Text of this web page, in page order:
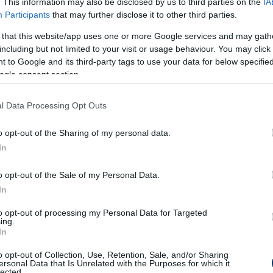
Participants that may further disclose it to other third parties.
that this website/app uses one or more Google services and may
but not limited to your visit or usage behaviour. You may
to Google and its third-party tags to use your data for below
consent section.
Data Processing Opt Outs
opt-out of the Sharing of my personal data.
opt-out of the Sale of my Personal Data.
opt-out of processing my Personal Data for Targeted
opt-out of Collection, Use, Retention, Sale, and/or Sharing
Data that Is Unrelated with the Purposes for which it
elképzelhetőnek tartják, hogy az
a dán Szuperligában szerepeljen
két évig érvényes, és nemcsak Dániából,
is érdeklődnek iránta, amiről az elmúlt
.
fut Győrben, minden sorozatot figyelembe
márciusban és májusban is a magyar
Rossi szövetségi kapitány.
, hogy nagy esély van rá, hogy a Puskás
Ádám az ETO-ban folytassa
a 2006-os hátvédet már Csinger
még Csinger esetében érdekes, az az,
ezért valószínű, hogy eladásával a
három éve már értékesítettek egy